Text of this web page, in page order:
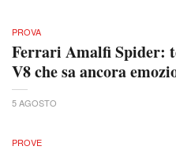
PROVA
Ferrari Amalfi Spider:
V8 che sa ancora
5 AGOSTO
PROVE